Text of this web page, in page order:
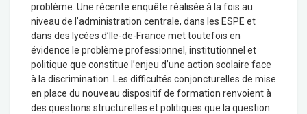
problème. Une récente enquête réalisée à la fois au
niveau de l’administration centrale, dans les ESPE et
dans des lycées d’Ile-de-France met toutefois en
évidence le problème professionnel, institutionnel et
politique que constitue l’enjeu d’une action scolaire face
à la discrimination. Les difficultés conjoncturelles de mise
en place du nouveau dispositif de formation renvoient à
des questions structurelles et politiques que la question